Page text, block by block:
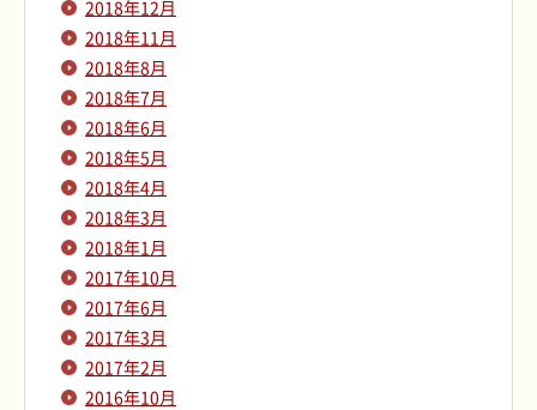
2018年12月
2018年11月
2018年8月
2018年7月
2018年6月
2018年5月
2018年4月
2018年3月
2018年1月
2017年10月
2017年6月
2017年3月
2017年2月
2016年10月